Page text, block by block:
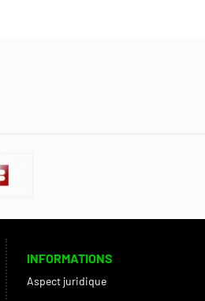
INFORMATIONS
Aspect juridique